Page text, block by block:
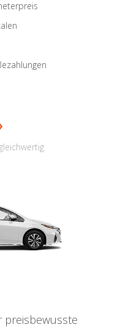
preisbewusste